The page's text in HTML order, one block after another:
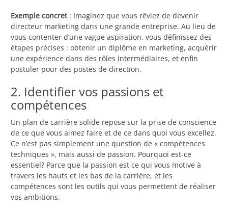
Exemple concret: Imaginez que vous rêviez de devenir
directeur marketing dans une grande entreprise. Au lieu de
vous contenter d’une vague aspiration, vous définissez des
étapes précises : obtenir un diplôme en marketing, acquérir
une expérience dans des rôles intermédiaires, et enfin
postuler pour des postes de direction.
2. Identifier vos passions et
compétences
Un plan de carrière solide repose sur la prise de conscience
de ce que vous aimez faire et de ce dans quoi vous excellez.
Ce n’est pas simplement une question de « compétences
techniques », mais aussi de passion. Pourquoi est-ce
essentiel? Parce que la passion est ce qui vous motive à
travers les hauts et les bas de la carrière, et les
compétences sont les outils qui vous permettent de réaliser
vos ambitions.